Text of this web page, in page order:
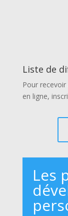
Liste de
Pour
en ligne,
Les